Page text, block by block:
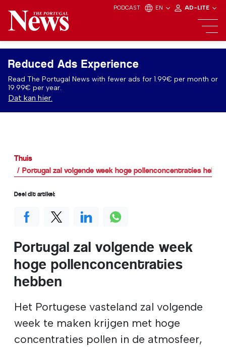
PODCAST EN AD-LITE
Reduced Ads Experience
Read The Portugal News with fewer ads for 1.99€ per month or
19.99€ per year.
Dat kan hier.
Thuis
Portugal zal volgende week hoge pollenconcentraties
Portugal zal volgende week
hoge pollenconcentraties
hebben
Het Portugese vasteland zal volgende
week te maken krijgen met hoge
concentraties pollen in de atmosfeer,
Deel dit artikel: